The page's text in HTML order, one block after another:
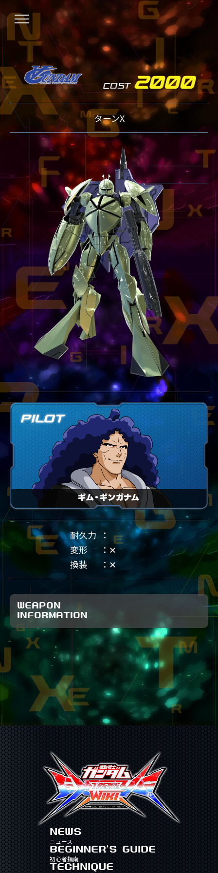
NEWS
ニュース
OVER BOOST
オーバーブースト
XVOOST
クロスブースト
EXVS2
エクストリームバーサス2
MAXI BOOST ON
マキシブーストオン
BEGINNER'S GUIDE
初心者指南
TECHNIQUE
テクニック
GLOSSARY
用語集
BUTTON PLACEMENT
ゲームパッドボタン配置
TWITTER
ツイッター
YOUTUBE
ユーチューブ
ターンX
耐久力
変形
✕
換装
✕
WEAPON
INFORMATION
NEWS
ニュース
BEGINNER'S GUIDE
初心者指南
TECHNIQUE